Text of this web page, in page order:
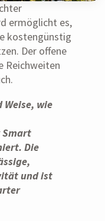
ermöglicht es,
kostengünstig
Der offene
Reichweiten
Weise, wie
Smart
Die
und ist